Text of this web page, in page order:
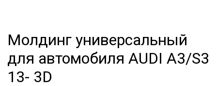
Молдинг универсальный
для автомобиля AUDI A3/S3
13- 3D